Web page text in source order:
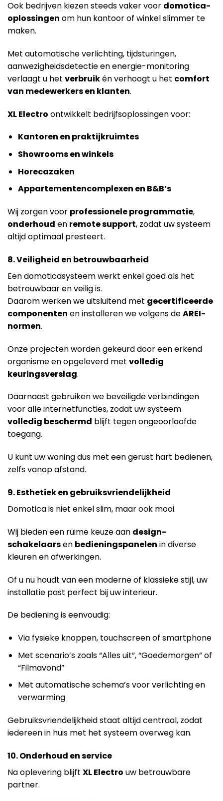
Ook bedrijven kiezen steeds vaker voor domotica-
oplossingen om hun kantoor of winkel slimmer te
maken.
Met automatische verlichting, tijdsturingen,
aanwezigheidsdetectie en energie-monitoring
verlaagt u het verbruikén verhoogt u het comfort
van medewerkers en klanten.
XL Electro ontwikkelt bedrijfsoplossingen voor:
Kantoren en praktijkruimtes
Showrooms en winkels
Horecazaken
Appartementencomplexen en B&B’s
Wij zorgen voor professionele programmatie,
onderhoud en remote support, zodat uw systeem
altijd optimaal presteert.
8. Veiligheid en betrouwbaarheid
Een domoticasysteem werkt enkel goed als het
betrouwbaar en veilig is.
Daarom werken we uitsluitend met gecertificeerde
componenten en installeren we volgens deAREI-
normen.
Onze projecten worden gekeurd door een erkend
organisme en opgeleverd met volledig
keuringsverslag.
Daarnaast gebruiken we beveiligde verbindingen
voor alle internetfuncties, zodat uw systeem
volledig beschermd blijft tegen ongeoorloofde
toegang.
U kunt uw woning dus met een gerust hart bedienen,
zelfs vanop afstand.
9. Esthetiek en gebruiksvriendelijkheid
Domotica is niet enkel slim, maar ook mooi.
Wij bieden een ruime keuze aan design-
schakelaarsen bedieningspanelen in diverse
kleuren en afwerkingen.
Of u nu houdt van een moderne of klassieke stijl, uw
installatie past perfect bij uw interieur.
De bediening is eenvoudig:
Via fysieke knoppen, touchscreen of smartphone
Met scenario’s zoals “Alles uit”, “Goedemorgen” of
“Filmavond”
Met automatische schema’s voor verlichting en
verwarming
Gebruiksvriendelijkheid staat altijd centraal, zodat
iedereen in huis met het systeem overweg kan.
10. Onderhoud en service
Na oplevering blijft XL Electro uw betrouwbare
partner.